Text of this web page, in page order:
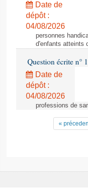
Date de
dépôt :
04/08/2026
personnes
d'enfants atteints
Question écrite n°
Date de
dépôt :
04/08/2026
professions de
«